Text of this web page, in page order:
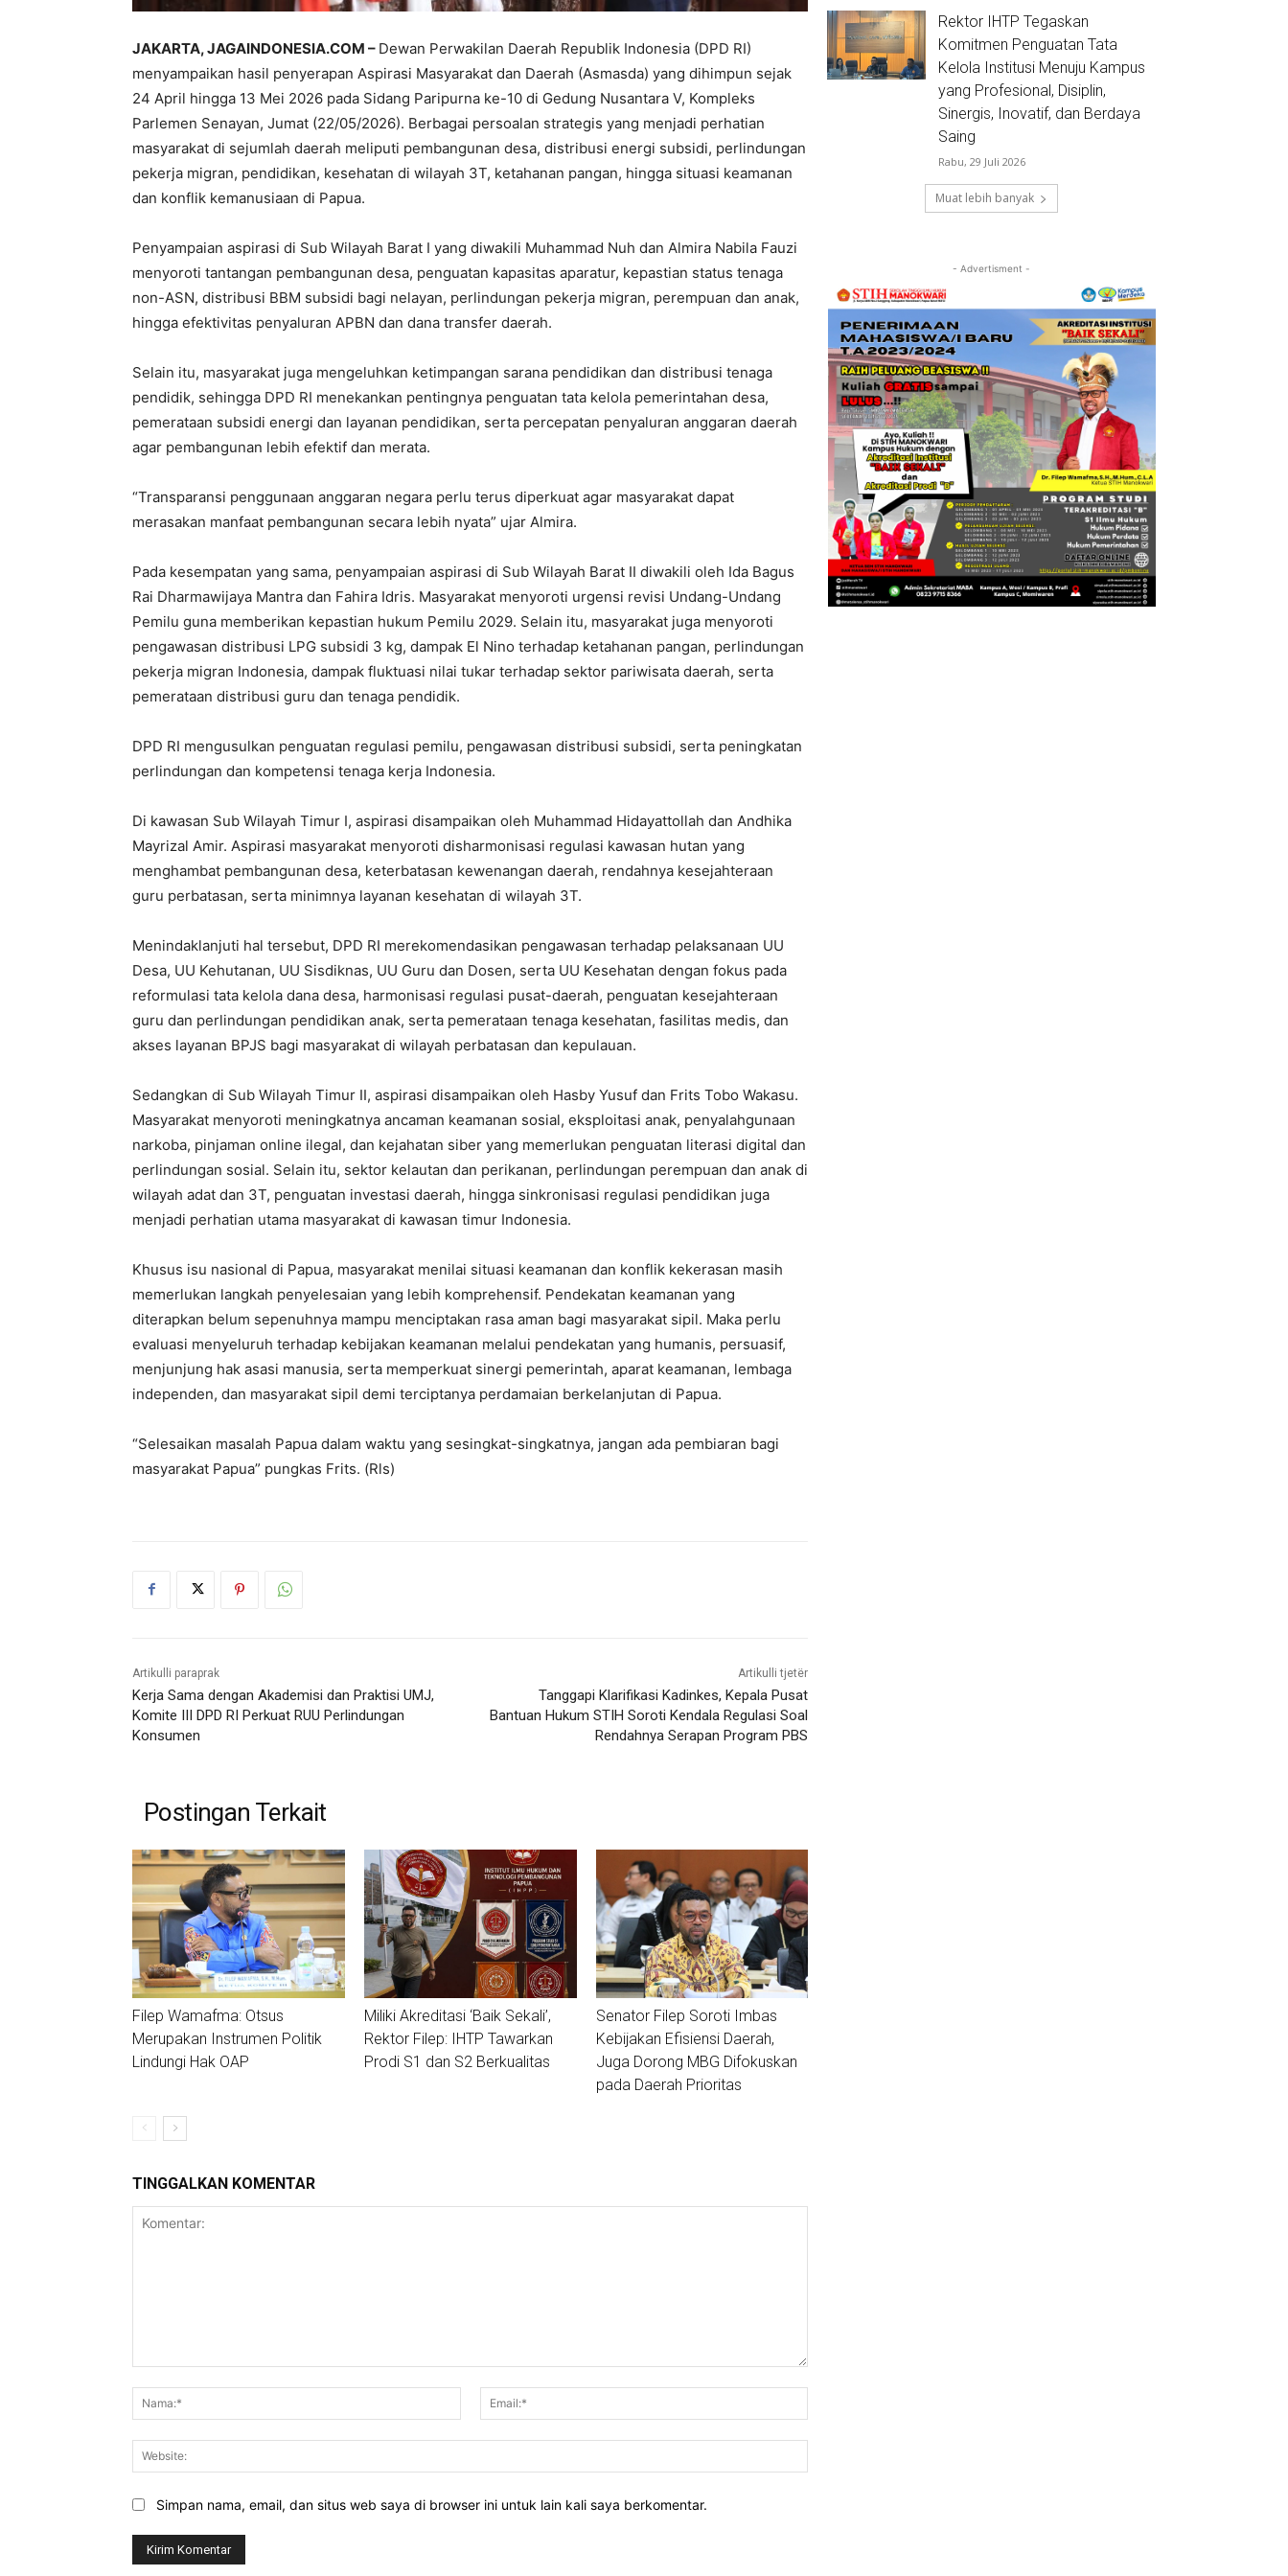
JAKARTA, JAGAINDONESIA.COM – Dewan Perwakilan Daerah Republik Indonesia (DPD RI)
menyampaikan hasil penyerapan Aspirasi Masyarakat dan Daerah (Asmasda) yang dihimpun sejak
24 April hingga 13 Mei 2026 pada Sidang Paripurna ke-10 di Gedung Nusantara V, Kompleks
Parlemen Senayan, Jumat (22/05/2026). Berbagai persoalan strategis yang menjadi perhatian
masyarakat di sejumlah daerah meliputi pembangunan desa, distribusi energi subsidi, perlindungan
pekerja migran, pendidikan, kesehatan di wilayah 3T, ketahanan pangan, hingga situasi keamanan
dan konflik kemanusiaan di Papua.
Penyampaian aspirasi di Sub Wilayah Barat I yang diwakili Muhammad Nuh dan Almira Nabila Fauzi
menyoroti tantangan pembangunan desa, penguatan kapasitas aparatur, kepastian status tenaga
non-ASN, distribusi BBM subsidi bagi nelayan, perlindungan pekerja migran, perempuan dan anak,
hingga efektivitas penyaluran APBN dan dana transfer daerah.
Selain itu, masyarakat juga mengeluhkan ketimpangan sarana pendidikan dan distribusi tenaga
pendidik, sehingga DPD RI menekankan pentingnya penguatan tata kelola pemerintahan desa,
pemerataan subsidi energi dan layanan pendidikan, serta percepatan penyaluran anggaran daerah
agar pembangunan lebih efektif dan merata.
“Transparansi penggunaan anggaran negara perlu terus diperkuat agar masyarakat dapat
merasakan manfaat pembangunan secara lebih nyata” ujar Almira.
Pada kesempatan yang sama, penyampaian aspirasi di Sub Wilayah Barat II diwakili oleh Ida Bagus
Rai Dharmawijaya Mantra dan Fahira Idris. Masyarakat menyoroti urgensi revisi Undang-Undang
Pemilu guna memberikan kepastian hukum Pemilu 2029. Selain itu, masyarakat juga menyoroti
pengawasan distribusi LPG subsidi 3 kg, dampak El Nino terhadap ketahanan pangan, perlindungan
pekerja migran Indonesia, dampak fluktuasi nilai tukar terhadap sektor pariwisata daerah, serta
pemerataan distribusi guru dan tenaga pendidik.
DPD RI mengusulkan penguatan regulasi pemilu, pengawasan distribusi subsidi, serta peningkatan
perlindungan dan kompetensi tenaga kerja Indonesia.
Di kawasan Sub Wilayah Timur I, aspirasi disampaikan oleh Muhammad Hidayattollah dan Andhika
Mayrizal Amir. Aspirasi masyarakat menyoroti disharmonisasi regulasi kawasan hutan yang
menghambat pembangunan desa, keterbatasan kewenangan daerah, rendahnya kesejahteraan
guru perbatasan, serta minimnya layanan kesehatan di wilayah 3T.
Menindaklanjuti hal tersebut, DPD RI merekomendasikan pengawasan terhadap pelaksanaan UU
Desa, UU Kehutanan, UU Sisdiknas, UU Guru dan Dosen, serta UU Kesehatan dengan fokus pada
reformulasi tata kelola dana desa, harmonisasi regulasi pusat-daerah, penguatan kesejahteraan
guru dan perlindungan pendidikan anak, serta pemerataan tenaga kesehatan, fasilitas medis, dan
akses layanan BPJS bagi masyarakat di wilayah perbatasan dan kepulauan.
Sedangkan di Sub Wilayah Timur II, aspirasi disampaikan oleh Hasby Yusuf dan Frits Tobo Wakasu.
Masyarakat menyoroti meningkatnya ancaman keamanan sosial, eksploitasi anak, penyalahgunaan
narkoba, pinjaman online ilegal, dan kejahatan siber yang memerlukan penguatan literasi digital dan
perlindungan sosial. Selain itu, sektor kelautan dan perikanan, perlindungan perempuan dan anak di
wilayah adat dan 3T, penguatan investasi daerah, hingga sinkronisasi regulasi pendidikan juga
menjadi perhatian utama masyarakat di kawasan timur Indonesia.
Khusus isu nasional di Papua, masyarakat menilai situasi keamanan dan konflik kekerasan masih
memerlukan langkah penyelesaian yang lebih komprehensif. Pendekatan keamanan yang
diterapkan belum sepenuhnya mampu menciptakan rasa aman bagi masyarakat sipil. Maka perlu
evaluasi menyeluruh terhadap kebijakan keamanan melalui pendekatan yang humanis, persuasif,
menjunjung hak asasi manusia, serta memperkuat sinergi pemerintah, aparat keamanan, lembaga
independen, dan masyarakat sipil demi terciptanya perdamaian berkelanjutan di Papua.
“Selesaikan masalah Papua dalam waktu yang sesingkat-singkatnya, jangan ada pembiaran bagi
masyarakat Papua” pungkas Frits. (Rls)
Artikulli paraprak
Kerja Sama dengan Akademisi dan Praktisi UMJ,
Komite III DPD RI Perkuat RUU Perlindungan
Konsumen
Artikulli tjetër
Tanggapi Klarifikasi Kadinkes, Kepala Pusat
Bantuan Hukum STIH Soroti Kendala Regulasi Soal
Rendahnya Serapan Program PBS
Postingan Terkait
Filep Wamafma: Otsus
Merupakan Instrumen Politik
Lindungi Hak OAP
Miliki Akreditasi ‘Baik Sekali’,
Rektor Filep: IHTP Tawarkan
Prodi S1 dan S2 Berkualitas
Senator Filep Soroti Imbas
Kebijakan Efisiensi Daerah,
Juga Dorong MBG Difokuskan
pada Daerah Prioritas
TINGGALKAN KOMENTAR
Nama:*
Simpan nama, email, dan situs web saya di browser ini untuk lain kali saya berkomentar.
Rektor IHTP Tegaskan
Komitmen Penguatan Tata
Kelola Institusi Menuju Kampus
yang Profesional, Disiplin,
Sinergis, Inovatif, dan Berdaya
Saing
Rabu, 29 Juli 2026
Muat lebih banyak
- Advertisment -